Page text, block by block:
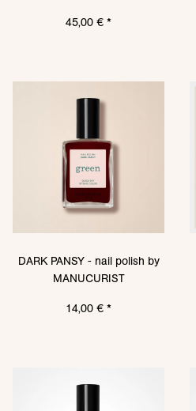
45,00 € *
DARK PANSY - nail polish by
MANUCURIST
14,00 € *